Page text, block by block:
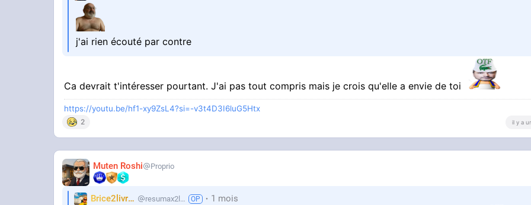
j'ai rien écouté par contre
Ca devrait t'intéresser pourtant. J'ai pas tout compris mais je crois qu'elle a envie de toi
https://youtu.be/hf1-xy9ZsL4?si=-v3t4D3I6luG5Htx
2 il y a
Muten Roshi Proprio
Brice2livres resumax2livres 1 mois